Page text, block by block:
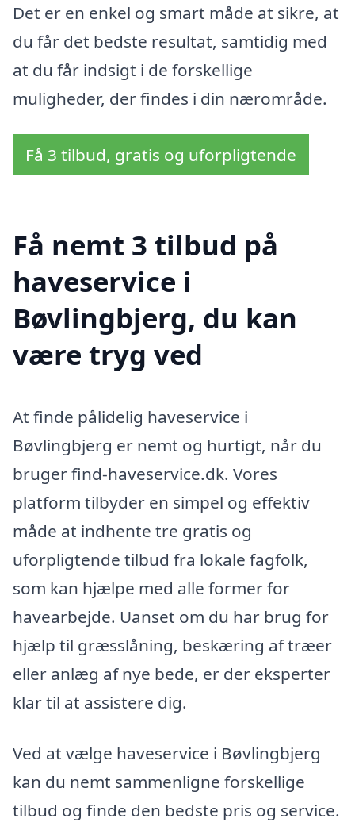
Det er en enkel og smart måde at sikre, at
du får det bedste resultat, samtidig med
at du får indsigt i de forskellige
muligheder, der findes i din nærområde.
Få 3 tilbud, gratis og uforpligtende
Få nemt 3 tilbud på
haveservice i
Bøvlingbjerg, du kan
være tryg ved
At finde pålidelig haveservice i
Bøvlingbjerg er nemt og hurtigt, når du
bruger find-haveservice.dk. Vores
platform tilbyder en simpel og effektiv
måde at indhente tre gratis og
uforpligtende tilbud fra lokale fagfolk,
som kan hjælpe med alle former for
havearbejde. Uanset om du har brug for
hjælp til græsslåning, beskæring af træer
eller anlæg af nye bede, er der eksperter
klar til at assistere dig.
Ved at vælge haveservice i Bøvlingbjerg
kan du nemt sammenligne forskellige
tilbud og finde den bedste pris og service.